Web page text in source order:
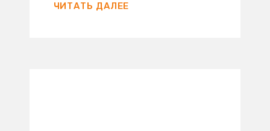
ЧИТАТЬ ДАЛЕЕ